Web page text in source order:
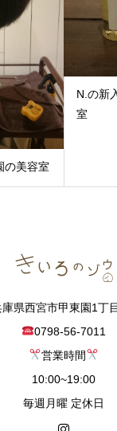
の美容室
N.の新
室
庫県西宮市甲東園1丁
0798-56-7011
営業時間
10:00~19:00
毎週月曜 定休日